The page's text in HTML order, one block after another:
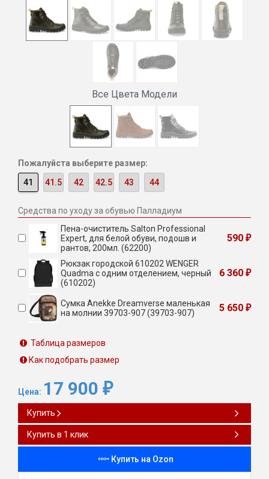
Все Цвета Модели
Пожалуйста выберите размер:
41
41.5 42 42.5 43 44
Средства по уходу за обувью Палладиум
Пена-очиститель Salton Professional
Expert, для белой обуви, подошв и
рантов, 200мл. (62200)
590 ₽
Рюкзак городской 610202 WENGER
Quadma с одним отделением, черный
(610202)
6 360 ₽
Сумка Anekke Dreamverse маленькая
на молнии 39703-907 (39703-907)
5 650 ₽
Таблица размеров
Как подобрать размер
Цена: 17 900 ₽
Купить
Купить в 1 клик
Купить на Ozon